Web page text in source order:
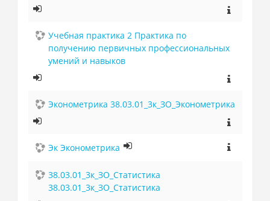
Учебная практика 2 Практика по
получению первичных профессиональных
умений и навыков
Эконометрика 38.03.01_3к_ЗО_Эконометрика
Эк Эконометрика
38.03.01_3к_ЗО_Статистика
38.03.01_3к_ЗО_Статистика